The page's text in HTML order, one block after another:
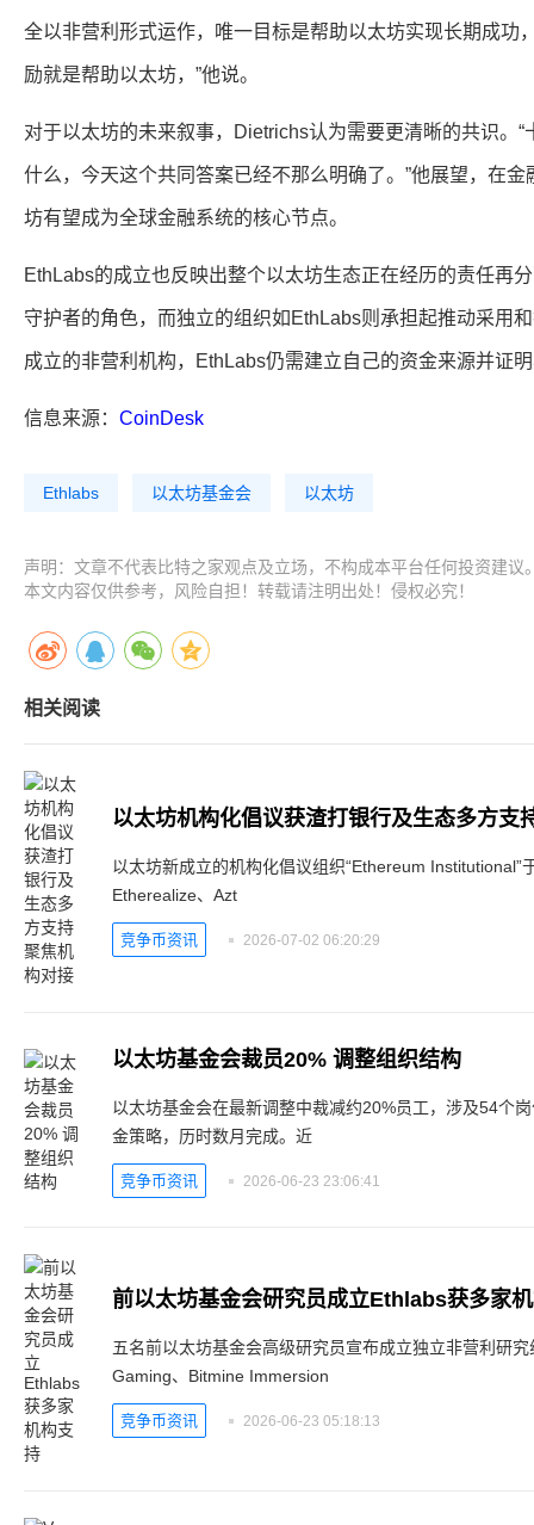
全以非营利形式运作，唯一目标是帮助以太坊实现长期成功
励就是帮助以太坊，”他说。
对于以太坊的未来叙事，Dietrichs认为需要更清晰的共识。
什么，今天这个共同答案已经不那么明确了。”他展望，在
坊有望成为全球金融系统的核心节点。
EthLabs的成立也反映出整个以太坊生态正在经历的责任再
守护者的角色，而独立的组织如EthLabs则承担起推动采用
成立的非营利机构，EthLabs仍需建立自己的资金来源并证
信息来源： CoinDesk
Ethlabs 以太坊基金会 以太坊
声明：文章不代表比特之家观点及立场，不构成本平台任何投资建
本文内容仅供参考，风险自担！转载请注明出处！侵权必究！
相关阅读
以太坊机构化倡议获渣打银行及生态多方支
以太坊新成立的机构化倡议组织“Ethereum Institutional”
Etherealize、Azt
竞争币资讯 2026-07-02 06:20:29
以太坊基金会裁员20% 调整组织结构
以太坊基金会在最新调整中裁减约20%员工，涉及54个
金策略，历时数月完成。近
竞争币资讯 2026-06-23 23:06:41
前以太坊基金会研究员成立Ethlabs获多家
五名前以太坊基金会高级研究员宣布成立独立非营利研
Gaming、Bitmine Immersion
竞争币资讯 2026-06-23 05:18:13